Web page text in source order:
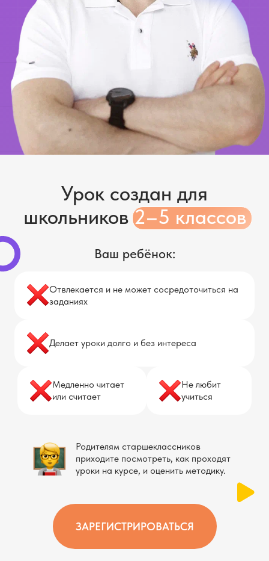
Родителям старшеклассников
приходите посмотреть, как проходят
уроки на курсе, и оценить методику.
Ваш ребёнок:
Урок создан для
школьников2–5 классов
Отвлекается и не может сосредоточиться на
заданиях
Делает уроки долго и без интереса
Медленно читает
или считает
Не любит
учиться
ЗАРЕГИСТРИРОВАТЬСЯ